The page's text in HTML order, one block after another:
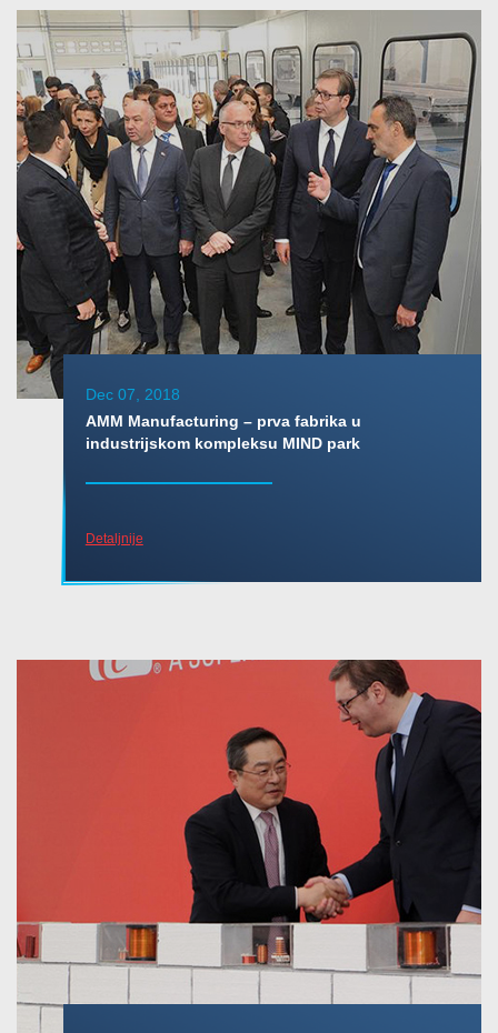
Dec 07, 2018
AMM Manufacturing – prva fabrika u
industrijskom kompleksu MIND park
Detaljnije